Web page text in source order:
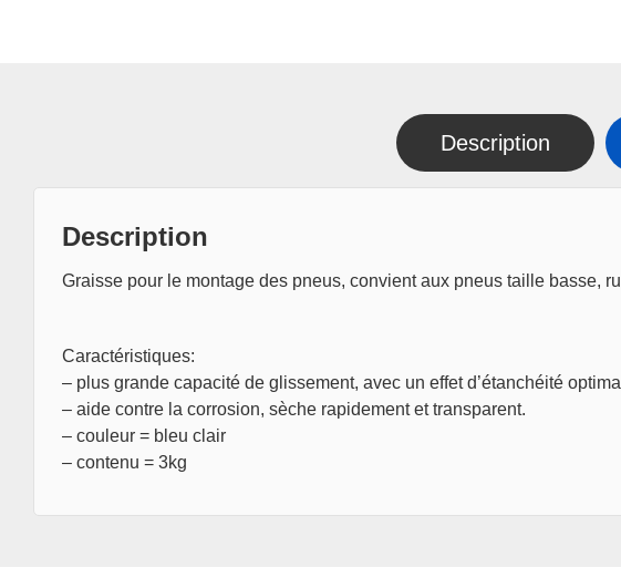
Description
Description
Graisse pour le montage des pneus, convient aux pneus taille basse,
Caractéristiques:
– plus grande capacité de glissement, avec un effet d’étanchéité
– aide contre la corrosion, sèche rapidement et transparent.
– couleur = bleu clair
– contenu = 3kg